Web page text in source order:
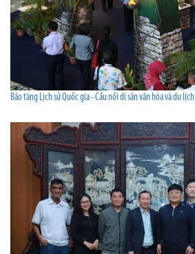
Bảo tàng Lịch sử Quốc gia - Cầu nối di sản văn hóa và du lịch